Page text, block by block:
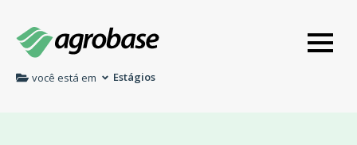
você está em Estágios